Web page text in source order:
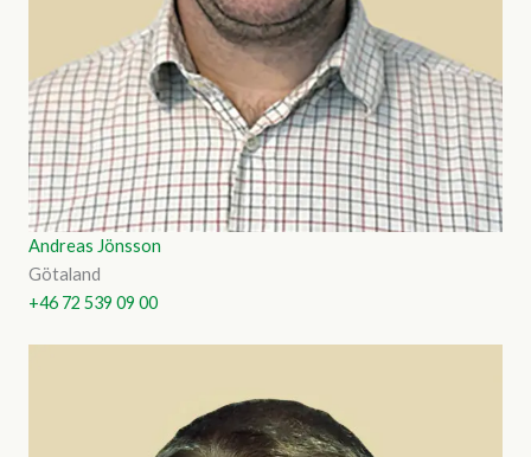
Andreas Jönsson
Götaland
+46 72 539 09 00